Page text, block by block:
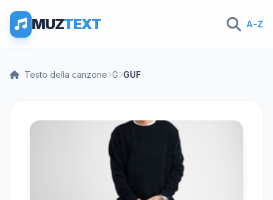
MUZTEXT A-Z
Testo della canzone G GUF